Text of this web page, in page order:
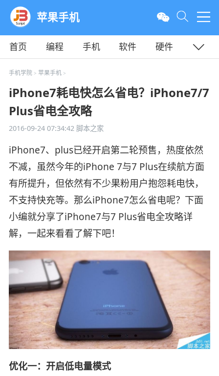
苹果手机
首页 编程 手机 软件
硬件
教程
平面
手机学院> 苹果手机>
iPhone7耗电快怎么省电？iPhone7/7
Plus省电全攻略
2016-09-24 07:34:42脚本之家
iPhone7、plus已经开启第二轮预售，热度依然
不减，虽然今年的iPhone 7与7 Plus在续航方面
有所提升，但依然有不少果粉用户抱怨耗电快，
不支持快充等。那么iPhone7怎么省电呢？下面
小编就分享了iPhone7与7 Plus省电全攻略详
解，一起来看看了解下吧！
优化一：开启低电量模式